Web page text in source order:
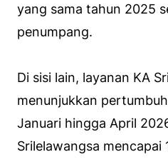
yang sama tahun 2025
penumpang.
Di sisi lain, layanan KA
menunjukkan
Januari hingga April
Srilelawangsa mencapai